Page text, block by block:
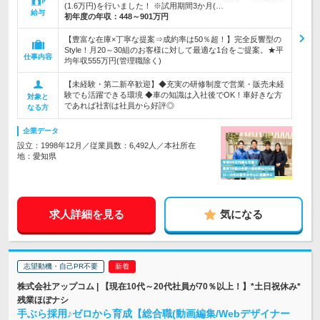
給与
(1.6万円)を行いました！ ※試用期間3か月(…
初年度の年収： 448～901万円
仕事内容
【豊富な在庫×丁寧な提案⇒成約率は50％超！】完全反響型の
Style！月20～30組のお客様に対して最適な1台をご提案。★平
均年収555万円(管理職除く)
対象と
なる方
【未経験・第二新卒歓迎】◆充実の研修制度で営業・販売未経
験でも活躍できる環境 ◆車の知識は入社後でOK！車好きな方
であれば社割は社員から好評◎
企業データ
設立：1998年12月／従業員数：6,492人／本社所在
地：愛知県
求人詳細を見る 気になる
志望動機・自己PR不要
株式会社アップコム | 【現在10代～20代社員が70％以上！】*土日祝休み*
残業ほぼナシ
手ぶら採用♪ゼロから育成【総合職(動画編集/Webデザイナー